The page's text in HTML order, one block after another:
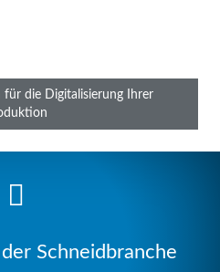
für die Digitalisierung Ihrer
Schneidbranche